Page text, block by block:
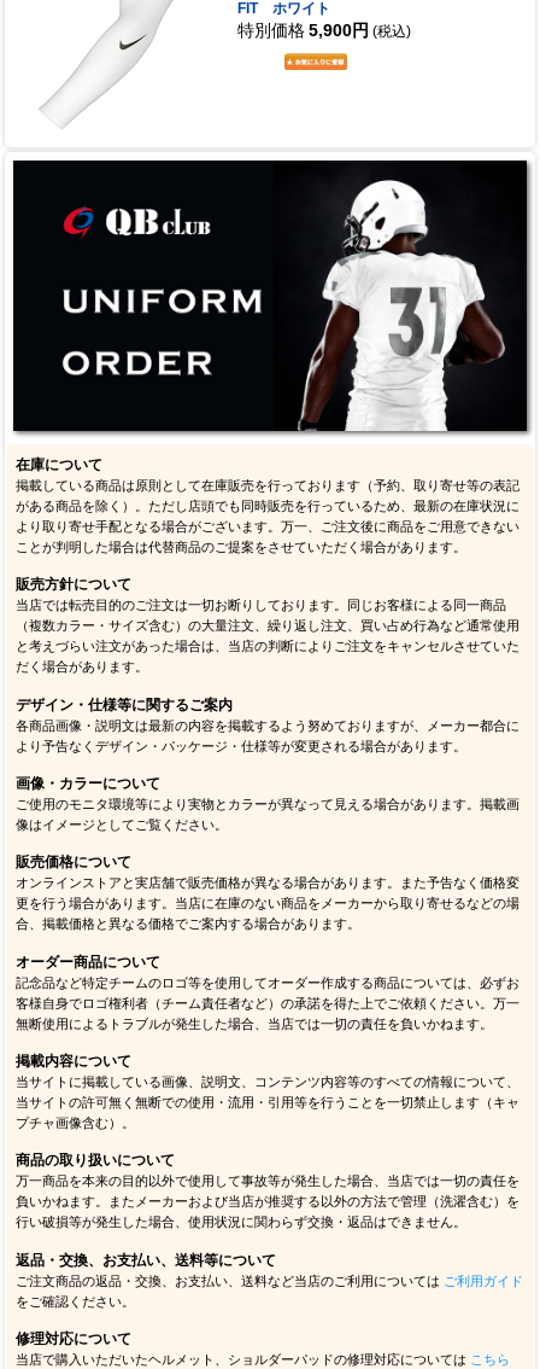
FIT ホワイト
特別価格 5,900円 (税込)
在庫について
掲載している商品は原則として在庫販売を行っております（予約、取り寄せ等の表記
がある商品を除く）。ただし店頭でも同時販売を行っているため、最新の在庫状況に
より取り寄せ手配となる場合がございます。万一、ご注文後に商品をご用意できない
ことが判明した場合は代替商品のご提案をさせていただく場合があります。
販売方針について
当店では転売目的のご注文は一切お断りしております。同じお客様による同一商品
（複数カラー・サイズ含む）の大量注文、繰り返し注文、買い占め行為など通常使用
と考えづらい注文があった場合は、当店の判断によりご注文をキャンセルさせていた
だく場合があります。
デザイン・仕様等に関するご案内
各商品画像・説明文は最新の内容を掲載するよう努めておりますが、メーカー都合に
より予告なくデザイン・パッケージ・仕様等が変更される場合があります。
画像・カラーについて
ご使用のモニタ環境等により実物とカラーが異なって見える場合があります。掲載画
像はイメージとしてご覧ください。
販売価格について
オンラインストアと実店舗で販売価格が異なる場合があります。また予告なく価格変
更を行う場合があります。当店に在庫のない商品をメーカーから取り寄せるなどの場
合、掲載価格と異なる価格でご案内する場合があります。
オーダー商品について
記念品など特定チームのロゴ等を使用してオーダー作成する商品については、必ずお
客様自身でロゴ権利者（チーム責任者など）の承諾を得た上でご依頼ください。万一
無断使用によるトラブルが発生した場合、当店では一切の責任を負いかねます。
掲載内容について
当サイトに掲載している画像、説明文、コンテンツ内容等のすべての情報について、
当サイトの許可無く無断での使用・流用・引用等を行うことを一切禁止します（キャ
プチャ画像含む）。
商品の取り扱いについて
万一商品を本来の目的以外で使用して事故等が発生した場合、当店では一切の責任を
負いかねます。またメーカーおよび当店が推奨する以外の方法で管理（洗濯含む）を
行い破損等が発生した場合、使用状況に関わらず交換・返品はできません。
返品・交換、お支払い、送料等について
ご注文商品の返品・交換、お支払い、送料など当店のご利用については ご利用ガイド
をご確認ください。
修理対応について
当店で購入いただいたヘルメット、ショルダーパッドの修理対応については こちら